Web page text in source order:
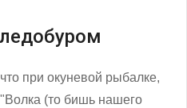
при окуневой рыбалке,
(то бишь нашего